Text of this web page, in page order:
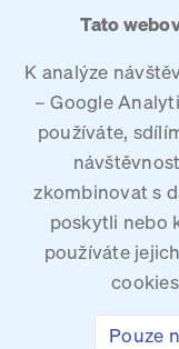
Tato
K analýze
– Google
používáte,
zkombinovat s
poskytli nebo
používáte
Pouze